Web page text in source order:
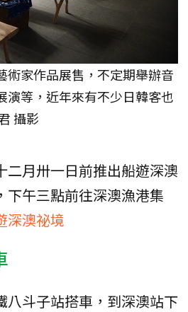
術家作品展售，不定期舉辦音
演等，近年來有不少日韓客也
攝影
二月卅一日前推出船遊深澳
下午三點前往深澳漁港集
深澳祕境
八斗子站搭車，到深澳站下